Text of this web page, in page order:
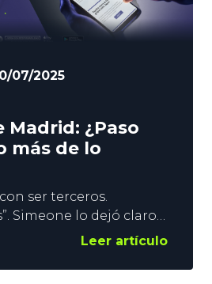
07/2025
¿Paso
más de lo
ser terceros.
Simeone lo dejó claro
del debut en el Mundial
del Atlético de
Leer artículo